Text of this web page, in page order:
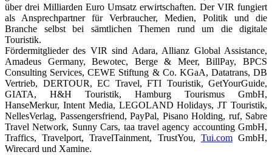
über drei Milliarden Euro Umsatz erwirtschaften. Der VIR fungiert
als Ansprechpartner für Verbraucher, Medien, Politik und die
Branche selbst bei sämtlichen Themen rund um die digitale
Touristik.
Fördermitglieder des VIR sind Adara, Allianz Global Assistance,
Amadeus Germany, Bewotec, Berge & Meer, BillPay, BPCS
Consulting Services, CEWE Stiftung & Co. KGaA, Datatrans, DB
Vertrieb, DERTOUR, EC Travel, FTI Touristik, GetYourGuide,
GIATA, H&H Touristik, Hamburg Tourismus GmbH,
HanseMerkur, Intent Media, LEGOLAND Holidays, JT Touristik,
NellesVerlag, Passengersfriend, PayPal, Pisano Holding, ruf, Sabre
Travel Network, Sunny Cars, taa travel agency accounting GmbH,
Traffics, Travelport, TravelTainment, TrustYou, Tui.comGmbH,
Wirecard und Xamine.